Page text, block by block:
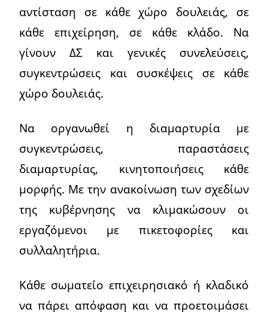
αντίσταση σε κάθε χώρο δουλειάς, σε
κάθε επιχείρηση, σε κάθε κλάδο. Να
γίνουν ΔΣ και γενικές συνελεύσεις,
συγκεντρώσεις και συσκέψεις σε κάθε
χώρο δουλειάς.
Να οργανωθεί η διαμαρτυρία με
συγκεντρώσεις, παραστάσεις
διαμαρτυρίας, κινητοποιήσεις κάθε
μορφής. Με την ανακοίνωση των σχεδίων
της κυβέρνησης να κλιμακώσουν οι
εργαζόμενοι με πικετοφορίες και
συλλαλητήρια.
Κάθε σωματείο επιχειρησιακό ή κλαδικό
να πάρει απόφαση και να προετοιμάσει